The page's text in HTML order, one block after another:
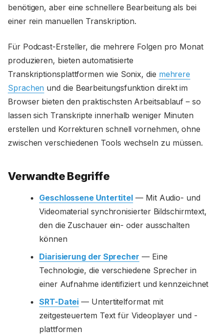
benötigen, aber eine schnellere Bearbeitung als bei
einer rein manuellen Transkription.
Für Podcast-Ersteller, die mehrere Folgen pro Monat
produzieren, bieten automatisierte
Transkriptionsplattformen wie Sonix, die mehrere
Sprachen und die Bearbeitungsfunktion direkt im
Browser bieten den praktischsten Arbeitsablauf – so
lassen sich Transkripte innerhalb weniger Minuten
erstellen und Korrekturen schnell vornehmen, ohne
zwischen verschiedenen Tools wechseln zu müssen.
Verwandte Begriffe
Geschlossene Untertitel — Mit Audio- und
Videomaterial synchronisierter Bildschirmtext,
den die Zuschauer ein- oder ausschalten
können
Diarisierung der Sprecher — Eine
Technologie, die verschiedene Sprecher in
einer Aufnahme identifiziert und kennzeichnet
SRT-Datei — Untertitelformat mit
zeitgesteuertem Text für Videoplayer und -
plattformen